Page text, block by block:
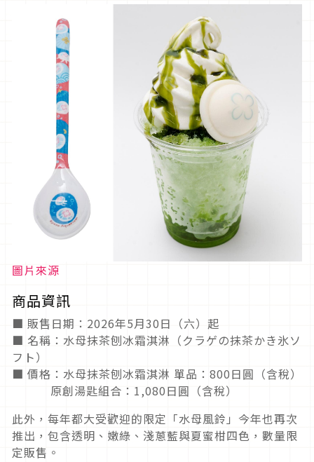
圖片來源
商品資訊
■ 販售日期：2026年5月30日（六）起
■ 名稱：水母抹茶刨冰霜淇淋（クラゲの抹茶かき氷ソ
フト）
■ 價格：水母抹茶刨冰霜淇淋 單品：800日圓（含稅）
原創湯匙組合：1,080日圓（含稅）
此外，每年都大受歡迎的限定「水母風鈴」今年也再次
推出，包含透明、嫩綠、淺蔥藍與夏蜜柑四色，數量限
定販售。